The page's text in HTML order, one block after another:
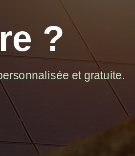
?
et gratuite.